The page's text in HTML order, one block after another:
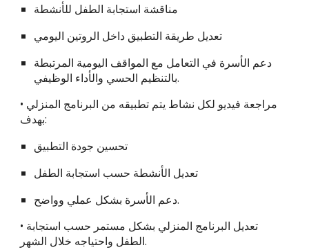
مناقشة استجابة الطفل للأنشطة
تعديل طريقة التطبيق داخل الروتين اليومي
دعم الأسرة في التعامل مع المواقف اليومية المرتبطة
بالتنظيم الحسي والأداء الوظيفي.
• مراجعة فيديو لكل نشاط يتم تطبيقه من البرنامج المنزلي
بهدف:
تحسين جودة التطبيق
تعديل الأنشطة حسب استجابة الطفل
دعم الأسرة بشكل عملي وواضح.
• تعديل البرنامج المنزلي بشكل مستمر حسب استجابة
الطفل واحتياجه خلال الشهر.